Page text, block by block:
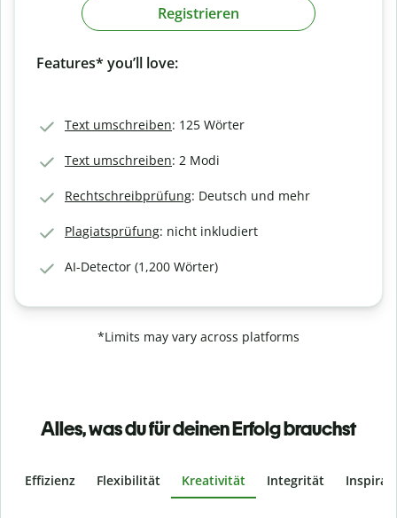
Registrieren
Features* you’ll love:
Text umschreiben: 125 Wörter
Text umschreiben: 2 Modi
Rechtschreibprüfung: Deutsch und mehr
Plagiatsprüfung: nicht inkludiert
AI-Detector (1,200 Wörter)
*Limits may vary across platforms
Alles, was du für deinen Erfolg brauchst
Effizienz Flexibilität Kreativität Integrität